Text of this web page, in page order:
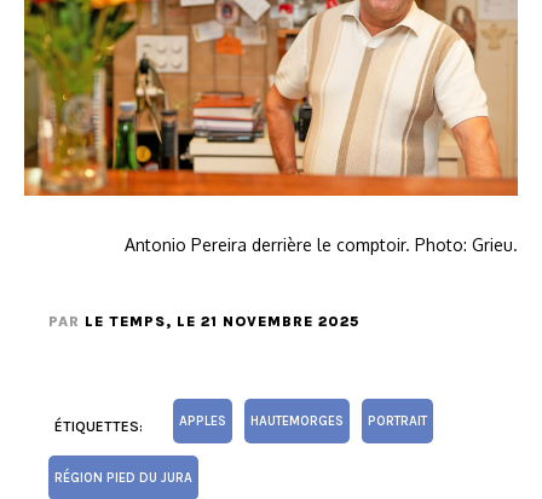
Antonio Pereira derrière le comptoir. Photo: Grieu.
PAR LE TEMPS, LE 21 NOVEMBRE 2025
ÉTIQUETTES: APPLES HAUTEMORGES PORTRAIT
RÉGION PIED DU JURA